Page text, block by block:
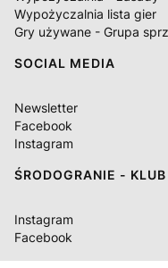
Wypożyczalnia lista gier
Gry używane - Grupa
SOCIAL MEDIA
Newsletter
Facebook
Instagram
ŚRODOGRANIE -
Instagram
Facebook